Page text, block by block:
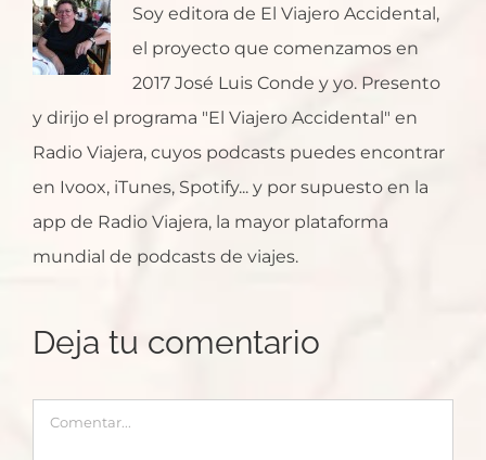
Soy editora de El Viajero Accidental,
el proyecto que comenzamos en
2017 José Luis Conde y yo. Presento
y dirijo el programa "El Viajero Accidental" en
Radio Viajera, cuyos podcasts puedes encontrar
en Ivoox, iTunes, Spotify... y por supuesto en la
app de Radio Viajera, la mayor plataforma
mundial de podcasts de viajes.
Deja tu comentario
Comentar